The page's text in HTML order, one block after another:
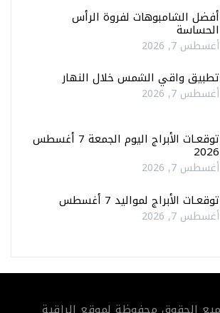
أفضل الشامبوهات لفروة الرأس
الحساسة
أغسطس 7, 2026
تطبيق واقي الشمس خلال النهار
أغسطس 7, 2026
توقعـات الأبراج اليوم الجمعة 7 أغسطس
2026
أغسطس 7, 2026
توقعـات الأبراج لمواليد 7 أغسطس
أغسطس 7, 2026